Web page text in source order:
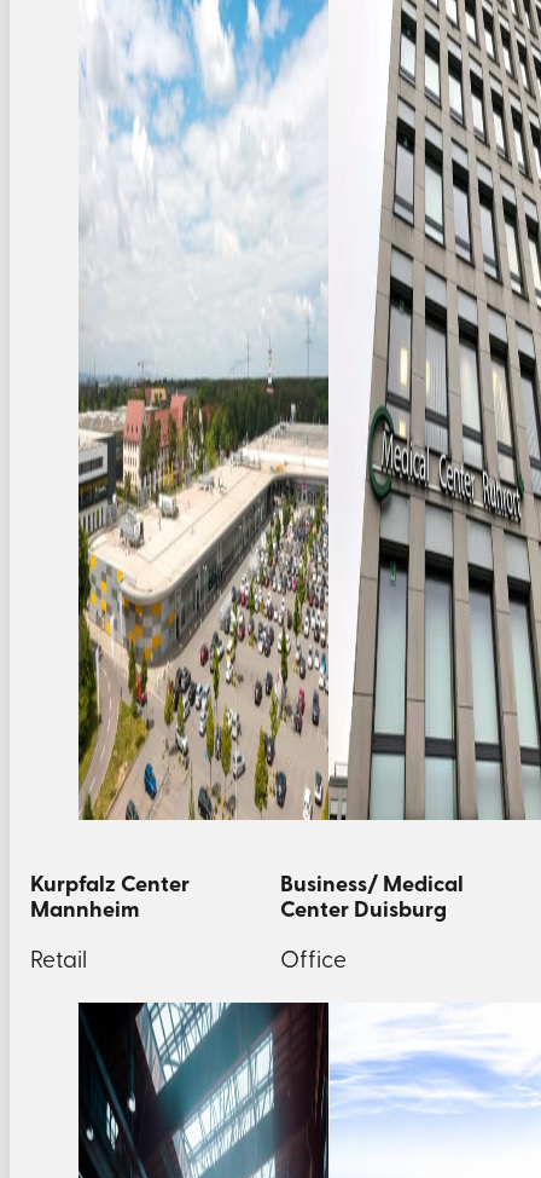
Kurpfalz Center
Mannheim
Retail
Business/ Medical
Center Duisburg
Office